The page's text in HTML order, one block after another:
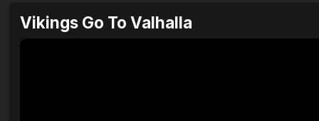
Vikings Go To Valhalla